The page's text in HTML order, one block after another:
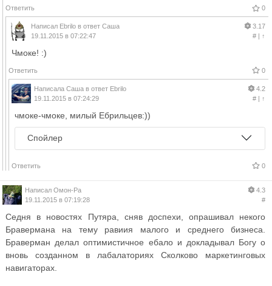
Ответить 0
Написал Ebrilo в ответ Саша
19.11.2015 в 07:22:47
3.17
#| ↑
Чмоке! :)
Ответить 0
Написала Саша в ответ Ebrilo
19.11.2015 в 07:24:29
4.2
#| ↑
чмоке-чмоке, милый Ебрильцев:))
Спойлер
Ответить 0
Написал Омон-Ра
19.11.2015 в 07:19:28
4.3
#
Седня в новостях Путяра, сняв доспехи, опрашивал некого
Бравермана на тему равиия малого и среднего бизнеса.
Браверман делал оптимистичное ебало и докладывал Богу о
вновь созданном в лабалаториях Сколково маркетинговых
навигаторах.